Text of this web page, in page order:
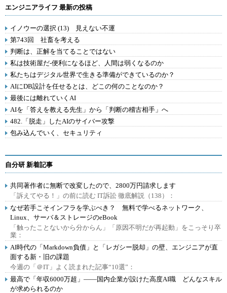
エンジニアライフ 最新の投稿
イノウーの選択 (13) 見えない不運
第743回 社畜を考える
判断は、正解を当てることではない
私は技術屋だ-便利になるほど、人間は弱くなるのか
私たちはデジタル世界で生きる準備ができているのか？
AIにDB設計を任せるとは、どこの何のことなのか？
最後には離れていくAI
AIを「答えを教える先生」から「判断の稽古相手」へ
482.「脱走」したAIのサイバー攻撃
包み込んでいく、セキュリティ
自分研 新着記事
共同著作者に無断で改変したので、2800万円請求します
「訴えてやる！」の前に読む IT訴訟 徹底解説（138）：
なぜ若手こそインフラを学ぶべき？ 無料で学べるネットワーク、
Linux、サーバ＆ストレージのeBook
「触ったことないから分からん」「原因不明だが再起動」をこっそり卒
業：
AI時代の「Markdown負債」と「レガシー脱却」の壁、エンジニアが直
面する新・旧の課題
今週の「＠IT」よく読まれた記事“10選”：
最高で「年収6000万超」――国内企業が設けた高度AI職 どんなスキル
が求められるのか